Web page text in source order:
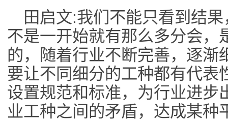
田启文:我们不能只看到结
不是一开始就有那么多分会，
的，随着行业不断完善，逐渐
要让不同细分的工种都有代表
设置规范和标准，为行业进步
业工种之间的矛盾，达成某种